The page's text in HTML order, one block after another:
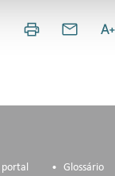
portal Glossário